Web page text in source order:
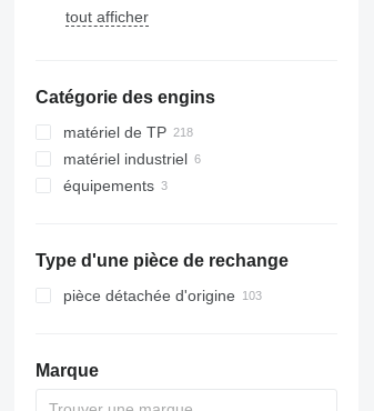
tout afficher
Catégorie des engins
matériel de TP
excavateurs
mini-pelles
grues
chargeuses sur pneus
autre matériel TP
matériel industriel
autre matériel industriel
équipements
Type d'une pièce de rechange
pièce détachée d'origine
Marque